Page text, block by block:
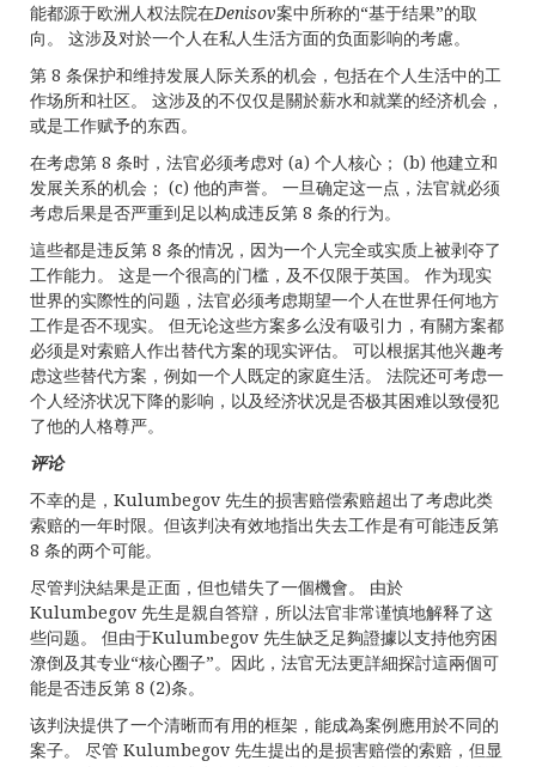
能都源于欧洲人权法院在Denisov案中所称的“基于结果”的取
向。 这涉及对於一个人在私人生活方面的负面影响的考慮。
第 8 条保护和维持发展人际关系的机会，包括在个人生活中的工
作场所和社区。 这涉及的不仅仅是關於薪水和就業的经济机会，
或是工作赋予的东西。
在考虑第 8 条时，法官必须考虑对 (a) 个人核心； (b) 他建立和
发展关系的机会； (c) 他的声誉。 一旦确定这一点，法官就必须
考虑后果是否严重到足以构成违反第 8 条的行为。
這些都是违反第 8 条的情况，因为一个人完全或实质上被剥夺了
工作能力。 这是一个很高的门槛，及不仅限于英国。 作为现实
世界的实際性的问题，法官必须考虑期望一个人在世界任何地方
工作是否不现实。 但无论这些方案多么没有吸引力，有關方案都
必须是对索赔人作出替代方案的现实评估。 可以根据其他兴趣考
虑这些替代方案，例如一个人既定的家庭生活。 法院还可考虑一
个人经济状况下降的影响，以及经济状况是否极其困难以致侵犯
了他的人格尊严。
评论
不幸的是，Kulumbegov 先生的损害赔偿索赔超出了考虑此类
索赔的一年时限。但该判决有效地指出失去工作是有可能违反第
8 条的两个可能。
尽管判決結果是正面，但也错失了一個機會。 由於
Kulumbegov 先生是親自答辯，所以法官非常谨慎地解释了这
些问题。 但由于Kulumbegov 先生缺乏足夠證據以支持他穷困
潦倒及其专业“核心圈子”。因此，法官无法更詳細探討這兩個可
能是否违反第 8 (2)条。
该判決提供了一个清晰而有用的框架，能成為案例應用於不同的
案子。 尽管 Kulumbegov 先生提出的是损害赔偿的索赔，但显